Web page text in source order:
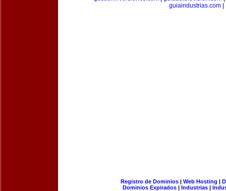
guiaindustrias.com|
Registro de Dominios| Web Hosting |
Dominios Expirados | Industrias |